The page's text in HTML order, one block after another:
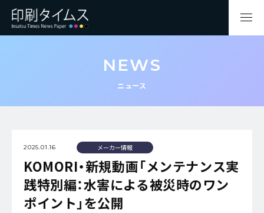
NEWS
ニュース
2025.01.16 メーカー情報
KOMORI・新規動画「メンテナンス実
践特別編：水害による被災時のワン
ポイント」を公開